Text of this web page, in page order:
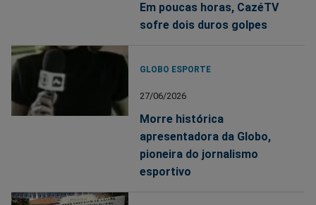
Em poucas horas, CazéTV
sofre dois duros golpes
GLOBO ESPORTE
27/06/2026
Morre histórica
apresentadora da Globo,
pioneira do jornalismo
esportivo